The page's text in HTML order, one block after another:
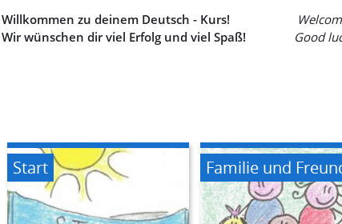
Willkommen zu deinem Deutsch - Kurs!
Wir wünschen dir viel Erfolg und viel Spaß! Good
Start Familie und